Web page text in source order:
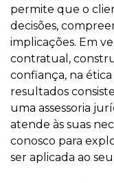
permite que o
decisões,
implicações. Em
contratual,
confiança, na
resultados
uma assessoria
atende às suas
conosco para
ser aplicada ao seu